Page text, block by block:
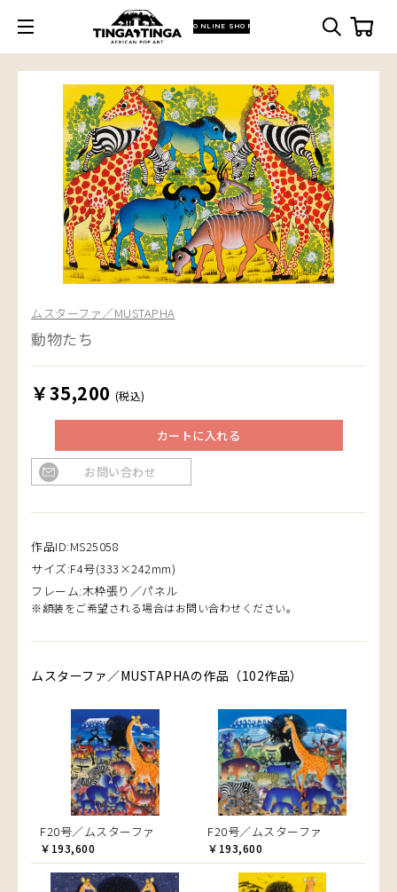
ONLINE SHOP
ムスターファ／MUSTAPHA
動物たち
￥35,200 (税込)
カートに入れる
お問い合わせ
作品ID:MS25058
サイズ:F4号(333×242mm)
フレーム:木枠張り／パネル
※額装をご希望される場合はお問い合わせください。
ムスターファ／MUSTAPHAの作品（102作品）
F20号／ムスターファ
￥193,600
F20号／ムスターファ
￥193,600